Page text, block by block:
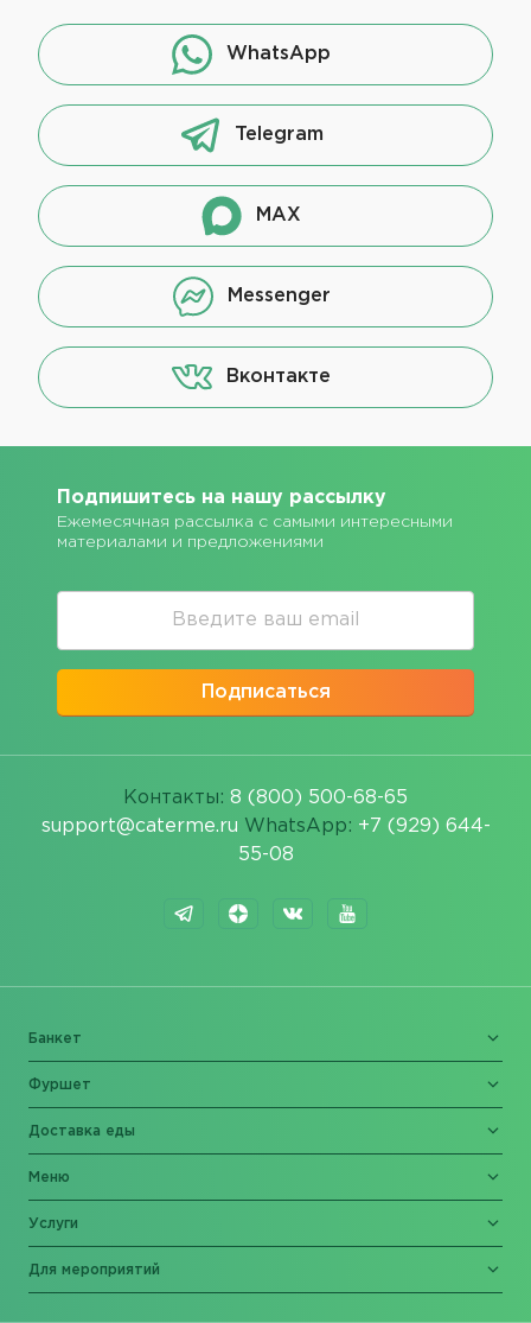
WhatsApp
Telegram
MAX
Messenger
Вконтакте
Подпишитесь на нашу рассылку
Ежемесячная рассылка с самыми интересными
материалами и предложениями
Подписаться
Контакты: 8 (800) 500-68-65
support@caterme.ru WhatsApp: +7 (929) 644-
55-08
Банкет
Фуршет
Доставка еды
Меню
Услуги
Для мероприятий